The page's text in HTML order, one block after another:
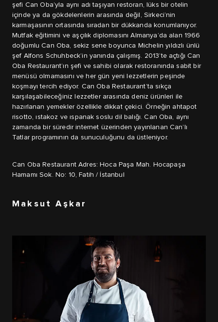
şefi Can Oba’yla aynı adı taşıyan restoran, lüks bir otelin
içinde ya da gökdelenlerin arasında değil, Sirkeci’nin
karmaşasının ortasında sıradan bir dükkanda konumlanıyor.
Mutfak eğitimini ve aşçılık diplomasını Almanya’da alan 1966
doğumlu Can Oba, sekiz sene boyunca Michelin yıldızlı ünlü
şef Alfons Schuhbeck’in yanında çalışmış. 2013’te açtığı Can
Oba Restaurant’ın şefi ve sahibi olarak restoranında sabit bir
menüsü olmamasını ve her gün yeni lezzetlerin peşinde
koşmayı tercih ediyor. Can Oba Restaurant’ta sıkça
karşılaşabileceğiniz lezzetler arasında deniz ürünleri ile
hazırlanan yemekler özellikle dikkat çekici. Örneğin ahtapot
risotto, ıstakoz ve ıspanak soslu dil balığı. Can Oba, aynı
zamanda bir süredir internet üzerinden yayınlanan Can’lı
Tatlar programının da sunuculuğunu da üstleniyor.
Can Oba Restaurant Adres: Hoca Paşa Mah. Hocapaşa
Hamamı Sok. No: 10, Fatih / İstanbul
Maksut Aşkar